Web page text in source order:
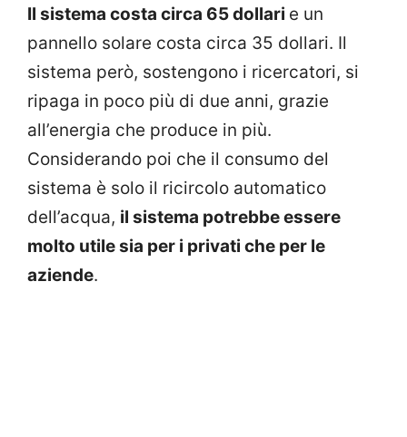
Il sistema costa circa 65 dollari e un
pannello solare costa circa 35 dollari. Il
sistema però, sostengono i ricercatori, si
ripaga in poco più di due anni, grazie
all’energia che produce in più.
Considerando poi che il consumo del
sistema è solo il ricircolo automatico
dell’acqua, il sistema potrebbe essere
molto utile sia per i privati che per le
aziende.